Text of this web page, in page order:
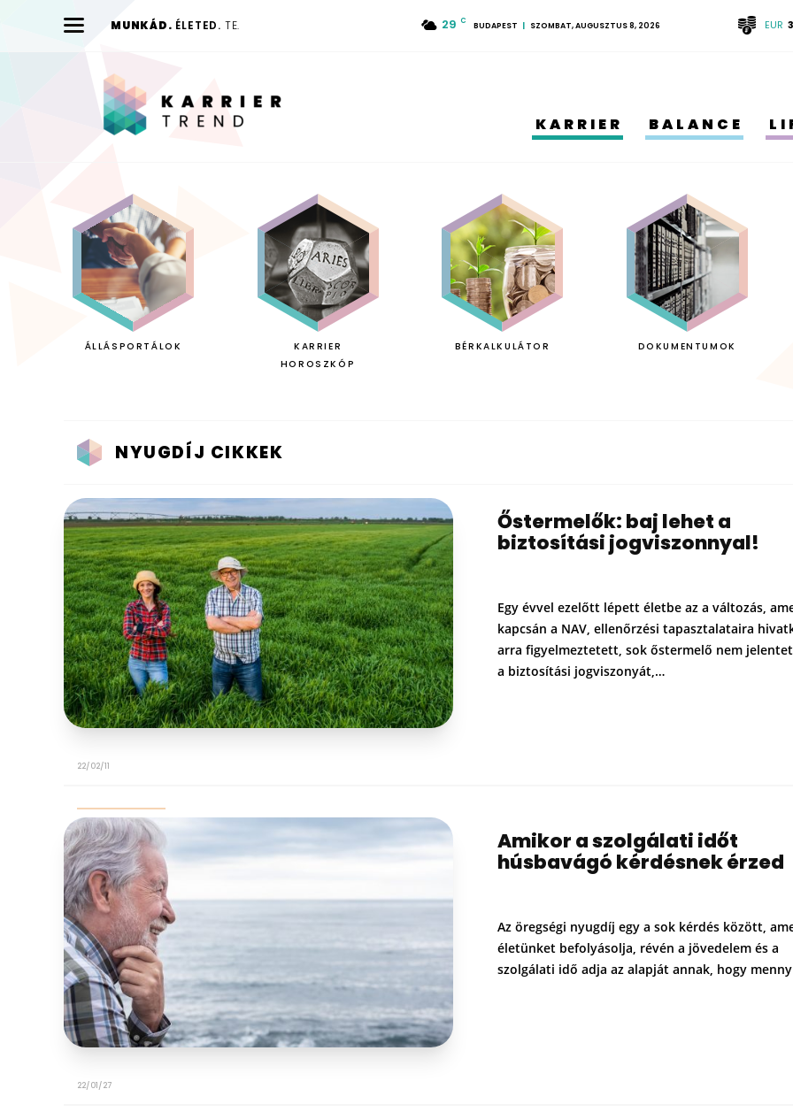
MUNKÁD. ÉLETED. TE. 29 C BUDAPEST SZOMBAT, AUGUSZTUS 8, 2026 EUR
KARRIER BALANCE
ÁLLÁSPORTÁLOK
KARRIER
HOROSZKÓP
BÉRKALKULÁTOR DOKUMENTUMOK
NYUGDÍJ CIKKEK
Őstermelők: baj lehet a
biztosítási jogviszonnyal!
Egy évvel ezelőtt lépett életbe az a változás,
kapcsán a NAV, ellenőrzési tapasztalataira
arra figyelmeztetett, sok őstermelő nem
a biztosítási jogviszonyát,…
22/02/11
Amikor a szolgálati időt
húsbavágó kérdésnek érzed
Az öregségi nyugdíj egy a sok kérdés között,
életünket befolyásolja, révén a jövedelem és a
szolgálati idő adja az alapját annak, hogy
22/01/27